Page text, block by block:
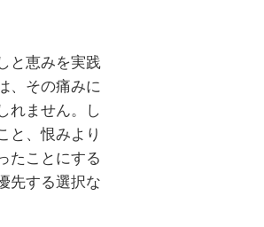
と恵みを実践
、その痛みに
れません。し
と、恨みより
たことにする
先する選択な